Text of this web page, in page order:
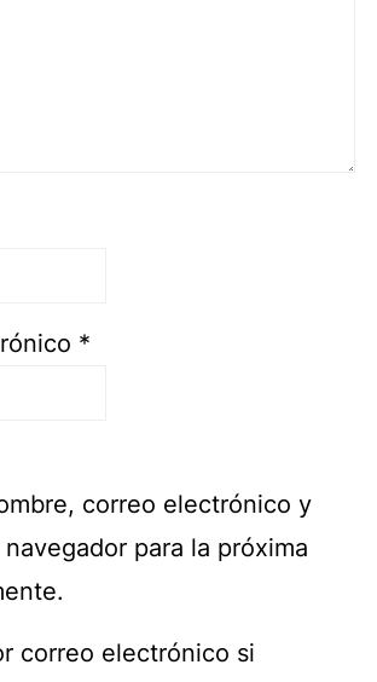
*
correo electrónico y
para la próxima
correo electrónico si